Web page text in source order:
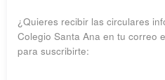
¿Quieres recibir las circulares
Colegio Santa Ana en tu correo
para suscribirte: